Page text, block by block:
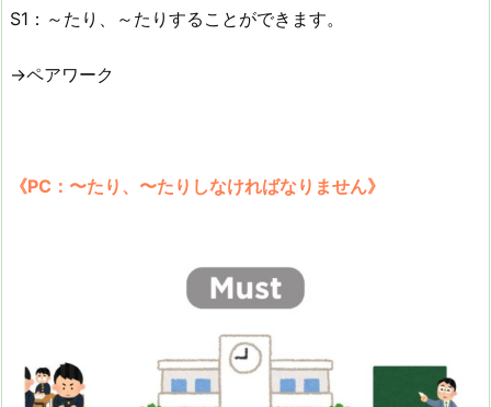
S1：～たり、～たりすることができます。
→ペアワーク
《PC：〜たり、〜たりしなければなりません》